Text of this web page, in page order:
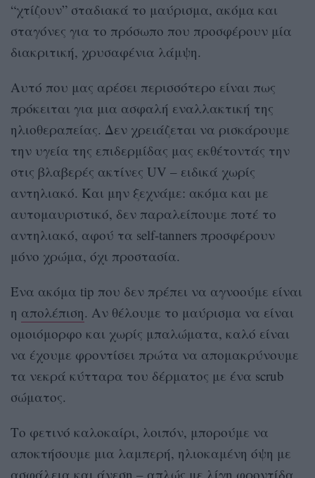
“χτίζουν” σταδιακά το μαύρισμα, ακόμα και
σταγόνες για το πρόσωπο που προσφέρουν μία
διακριτική, χρυσαφένια λάμψη.
Αυτό που μας αρέσει περισσότερο είναι πως
πρόκειται για μια ασφαλή εναλλακτική της
ηλιοθεραπείας. Δεν χρειάζεται να ρισκάρουμε
την υγεία της επιδερμίδας μας εκθέτοντάς την
στις βλαβερές ακτίνες UV – ειδικά χωρίς
αντηλιακό. Και μην ξεχνάμε: ακόμα και με
αυτομαυριστικό, δεν παραλείπουμε ποτέ το
αντηλιακό, αφού τα self-tanners προσφέρουν
μόνο χρώμα, όχι προστασία.
Ένα ακόμα tip που δεν πρέπει να αγνοούμε είναι
η απολέπιση. Αν θέλουμε το μαύρισμα να είναι
ομοιόμορφο και χωρίς μπαλώματα, καλό είναι
να έχουμε φροντίσει πρώτα να απομακρύνουμε
τα νεκρά κύτταρα του δέρματος με ένα scrub
σώματος.
Το φετινό καλοκαίρι, λοιπόν, μπορούμε να
αποκτήσουμε μια λαμπερή, ηλιοκαμένη όψη με
ασφάλεια και άνεση – απλώς με λίγη φροντίδα